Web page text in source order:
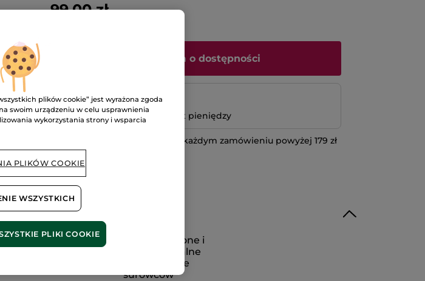
5
noc
maska
75
99.00 zł
Powiadom o dostępności
Bezpieczna płatność
Satysfakcja albo zwrot pieniędzy
Darmowa wysyłka przy każdym zamówieniu powyżej 179 zł
DOWIEDZ SIĘ WIĘCEJ
Zrównoważone i
odpowiedzialne
pozyskiwanie
surowców
plików cookie” jest wyrażona zgoda
swoim urządzeniu w celu usprawnienia
wykorzystania strony i wsparcia
PLIKÓW COOKIE
WSZYSTKICH
PLIKI COOKIE